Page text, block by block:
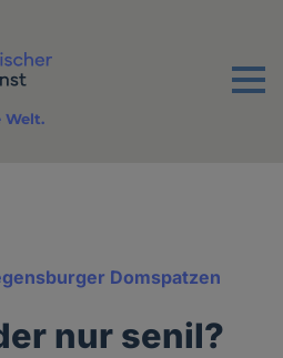
Menu
Welt.
Domspatzen
nur senil?